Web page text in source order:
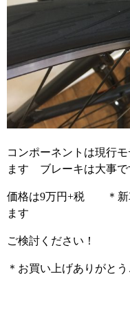
コンポーネントは現行
ます ブレーキは大事で
価格は9万円+税 ＊新
ます
ご検討ください！
＊お買い上げありがと